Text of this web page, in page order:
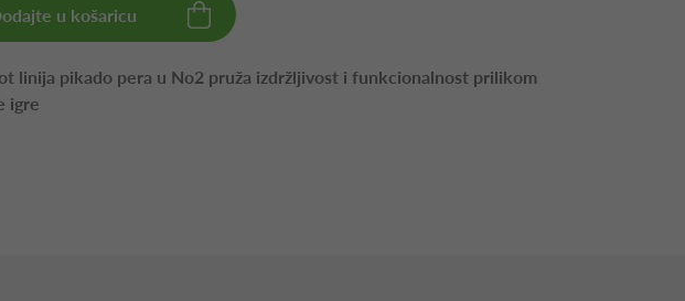
u košaricu
linija pikado pera u No2 pruža izdržljivost i funkcionalnost prilikom
igre